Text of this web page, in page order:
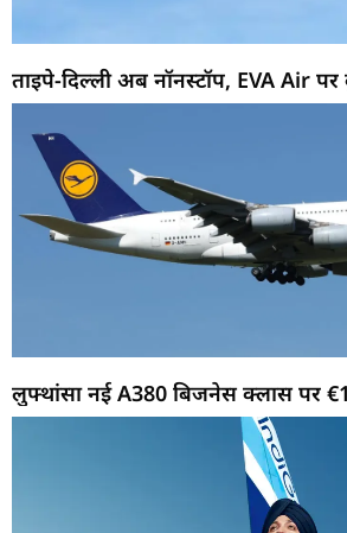
ताइपे-दिल्ली अब नॉनस्टॉप, EVA Air
लुफ्थांसा नई A380 बिजनेस क्लास पर